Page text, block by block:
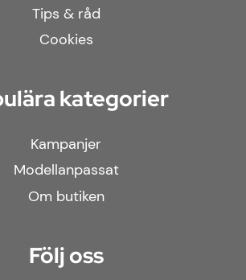
Tips & råd
Cookies
kategorier
Kampanjer
Modellanpassat
Om butiken
Följ oss